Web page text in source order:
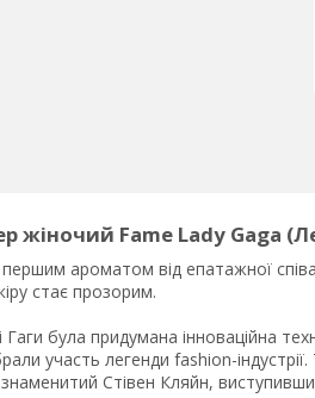
жіночий Fame Lady Gaga
ароматом від епатажної
стає прозорим.
була придумана інноваційна
участь легенди fashion-
Стівен Кляйн,